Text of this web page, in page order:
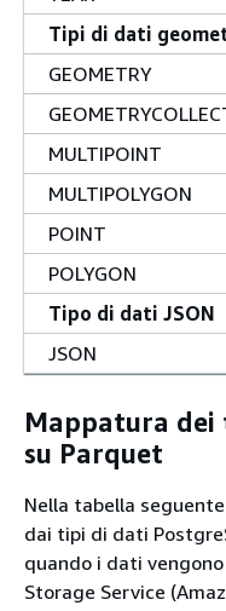
Tipi di dati
GEOMETRY
MULTIPOINT
MULTIPOLYGON
POINT
POLYGON
Tipo di dati JSON
JSON
Mappatura dei
su Parquet
Nella tabella
dai tipi di dati
quando i dati
Storage Service